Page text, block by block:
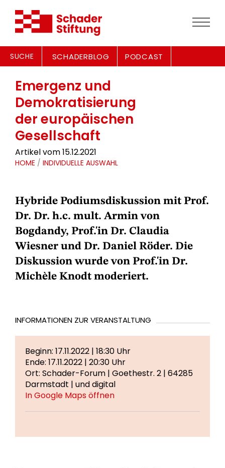
SUCHE SCHADERBLOG PODCAST
Emergenz und
Demokratisierung
der europäischen
Gesellschaft
Artikel vom 15.12.2021
HOME / INDIVIDUELLE AUSWAHL
Hybride Podiumsdiskussion mit Prof.
Dr. Dr. h.c. mult. Armin von
Bogdandy, Prof.'in Dr. Claudia
Wiesner und Dr. Daniel Röder. Die
Diskussion wurde von Prof.'in Dr.
Michèle Knodt moderiert.
INFORMATIONEN ZUR VERANSTALTUNG
Beginn: 17.11.2022 | 18:30 Uhr
Ende: 17.11.2022 | 20:30 Uhr
Ort: Schader-Forum | Goethestr. 2 | 64285
Darmstadt | und digital
In Google Maps öffnen